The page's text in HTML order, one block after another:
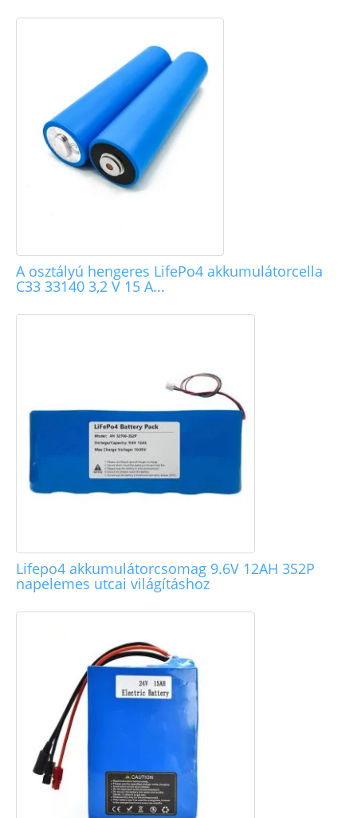
A osztályú hengeres LifePo4 akkumulátorcella
C33 33140 3,2 V 15 A...
Lifepo4 akkumulátorcsomag 9.6V 12AH 3S2P
napelemes utcai világításhoz